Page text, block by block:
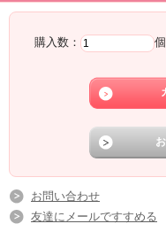
購入数： 個
お問い合わせ
友達にメールですすめる